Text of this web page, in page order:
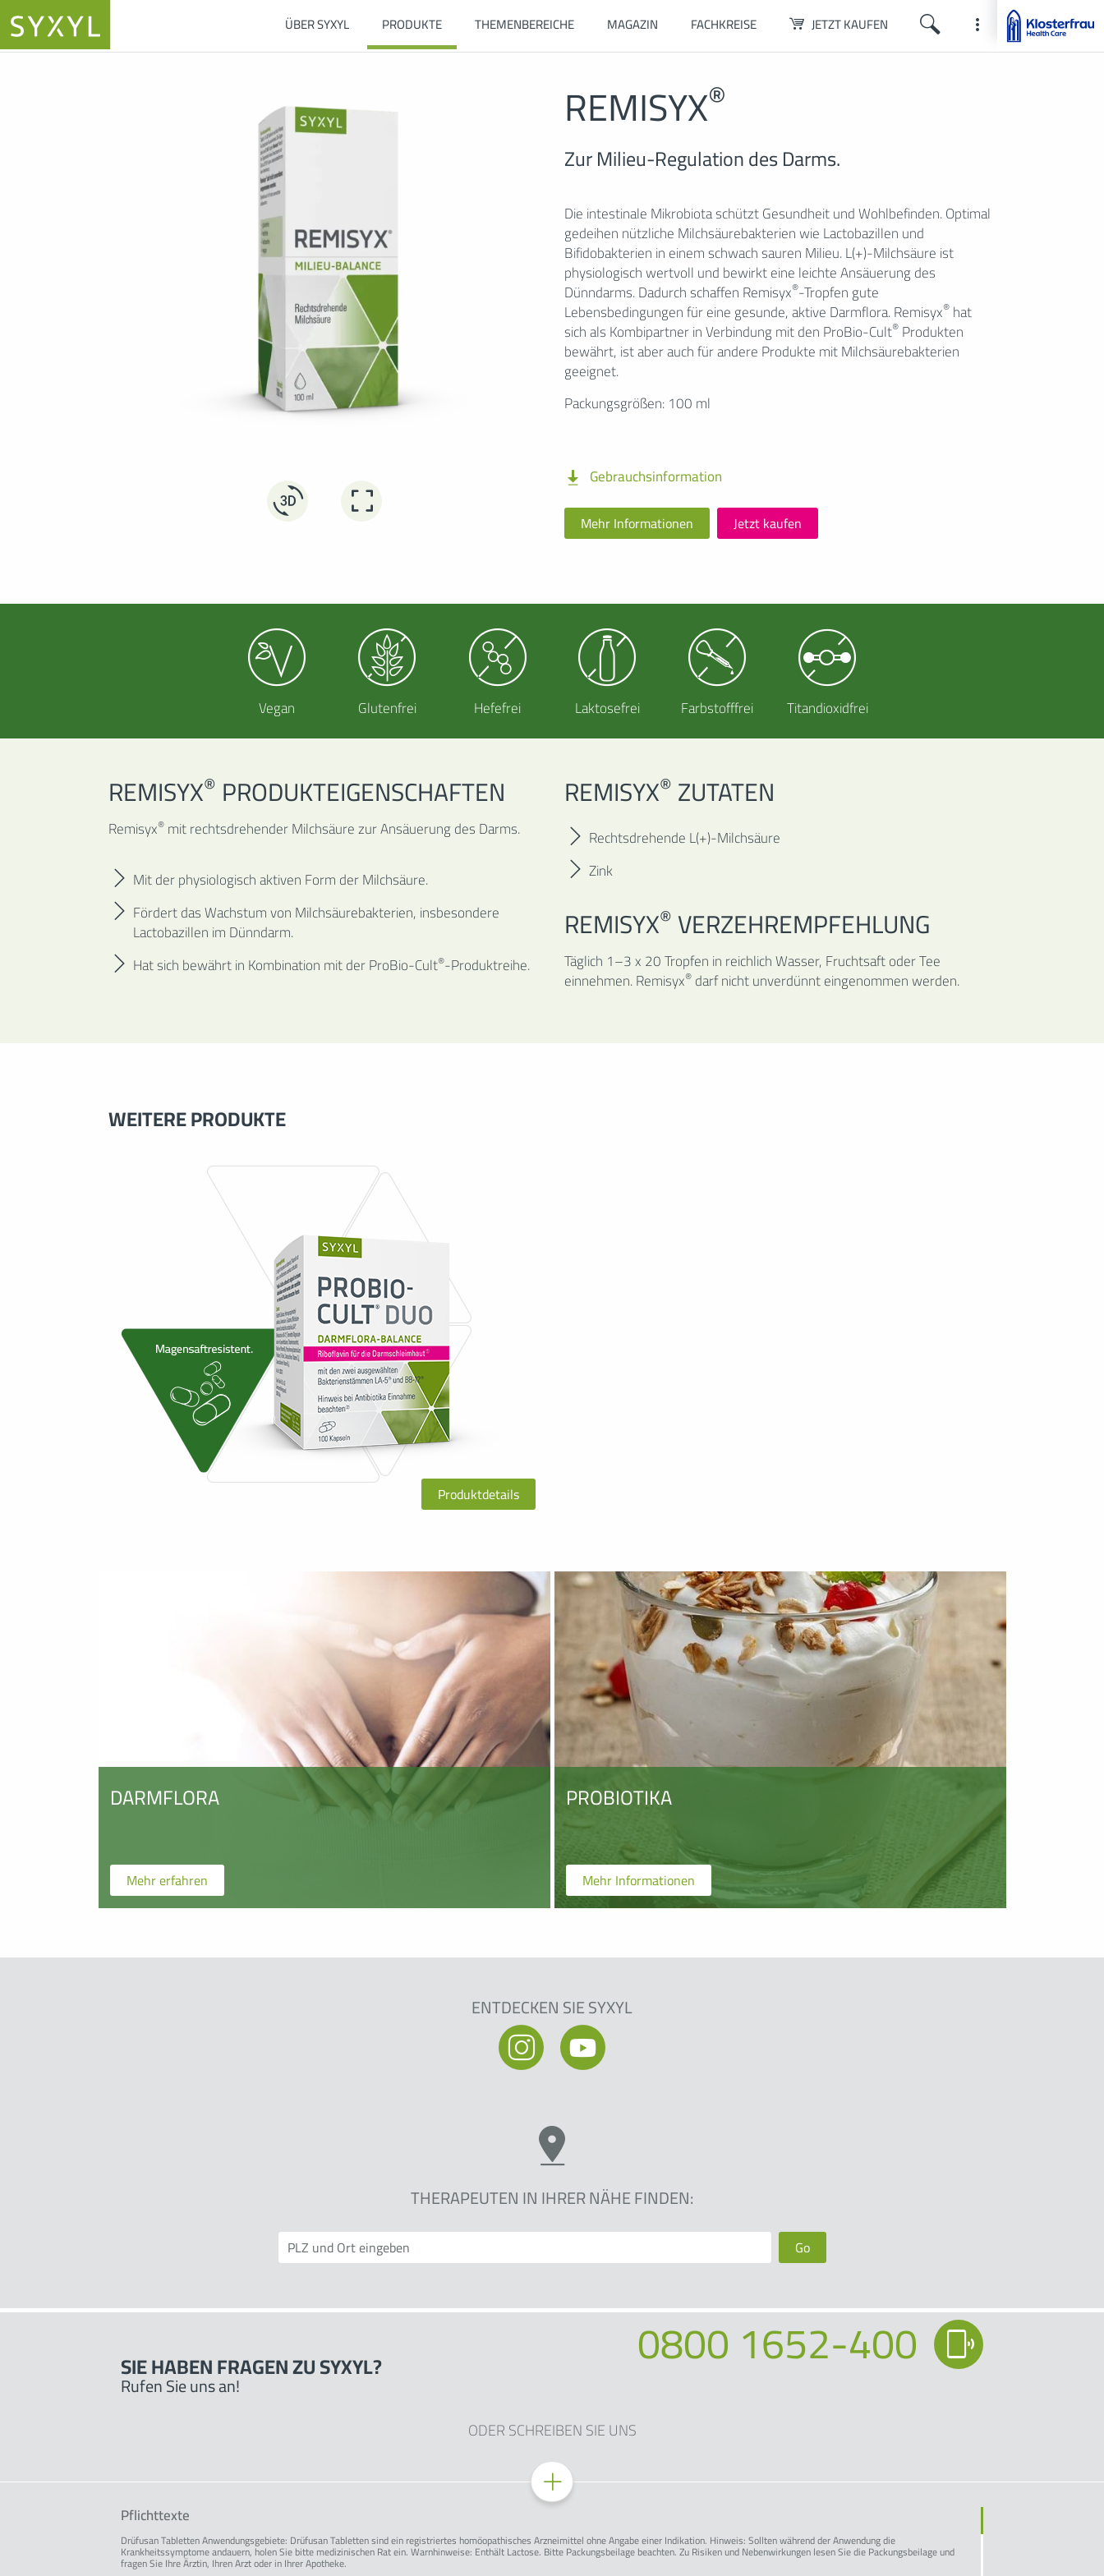
ÜBER SYXYL PRODUKTE THEMENBEREICHE MAGAZIN FACHKREISE JETZT KAUFEN
REMISYX®
Zur Milieu-Regulation des Darms.
Die intestinale Mikrobiota schützt Gesundheit und Wohlbefinden. Optimal
gedeihen nützliche Milchsäurebakterien wie Lactobazillen und
Bifidobakterien in einem schwach sauren Milieu. L(+)-Milchsäure ist
physiologisch wertvoll und bewirkt eine leichte Ansäuerung des
Dünndarms. Dadurch schaffen Remisyx®-Tropfen gute
Lebensbedingungen für eine gesunde, aktive Darmflora. Remisyx®hat
sich als Kombipartner in Verbindung mit den ProBio-Cult®Produkten
bewährt, ist aber auch für andere Produkte mit Milchsäurebakterien
geeignet.
Packungsgrößen: 100 ml
Gebrauchsinformation
Mehr Informationen Jetzt kaufen
REMISYX®
APOTHEKEN VOR ORT**
WÄHLEN SIE IHRE APOTHEKE VOR ORT UND BESTELLEN SIE REMISYX® GANZ
EINFACH ZUR ABHOLUNG ODER PER BOTENDIENST-LIEFERUNG.
GESUND.DE
IHREAPOTHEKEN.DE*
können Sie den Online-Bestellvorgang ggf. über den Internetauftritt der jeweiligen Apotheke durchführen.
Vegan Glutenfrei Hefefrei Laktosefrei Farbstofffrei Titandioxidfrei
REMISYX® PRODUKTEIGENSCHAFTEN
Remisyx®mit rechtsdrehender Milchsäure zur Ansäuerung des Darms.
Mit der physiologisch aktiven Form der Milchsäure.
Fördert das Wachstum von Milchsäurebakterien, insbesondere
Lactobazillen im Dünndarm.
Hat sich bewährt in Kombination mit der ProBio-Cult®-Produktreihe.
REMISYX® ZUTATEN
Rechtsdrehende L(+)-Milchsäure
Zink
REMISYX®VERZEHREMPFEHLUNG
Täglich 1–3 x 20 Tropfen in reichlich Wasser, Fruchtsaft oder Tee
einnehmen. Remisyx®darf nicht unverdünnt eingenommen werden.
WEITERE PRODUKTE
Produktdetails
DARMFLORA
Mehr erfahren
PROBIOTIKA
Mehr Informationen
ENTDECKEN SIE SYXYL
THERAPEUTEN IN IHRER NÄHE FINDEN:
Go
SIE HABEN FRAGEN ZU SYXYL?
Rufen Sie uns an!
0800 1652-400
ODER SCHREIBEN SIE UNS
Pflichttexte
Drüfusan Tabletten Anwendungsgebiete: Drüfusan Tabletten sind ein registriertes homöopathisches Arzneimittel ohne Angabe einer Indikation. Hinweis: Sollten während der Anwendung die
Krankheitssymptome andauern, holen Sie bitte medizinischen Rat ein. Warnhinweise: Enthält Lactose. Bitte Packungsbeilage beachten. Zu Risiken und Nebenwirkungen lesen Sie die Packungsbeilage und
fragen Sie Ihre Ärztin, Ihren Arzt oder in Ihrer Apotheke.